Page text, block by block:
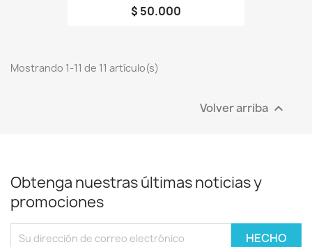
$ 50.000
Mostrando 1-11 de 11 artículo(s)
Volver arriba 
Obtenga nuestras últimas noticias y
promociones